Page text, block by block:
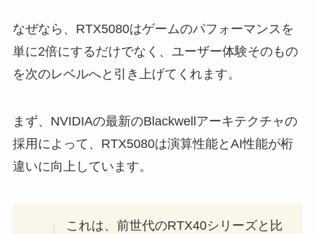
なぜなら、RTX5080はゲームのパフォーマンスを
単に2倍にするだけでなく、ユーザー体験そのもの
を次のレベルへと引き上げてくれます。
まず、NVIDIAの最新のBlackwellアーキテクチャの
採用によって、RTX5080は演算性能とAI性能が桁
違いに向上しています。
これは、前世代のRTX40シリーズと比